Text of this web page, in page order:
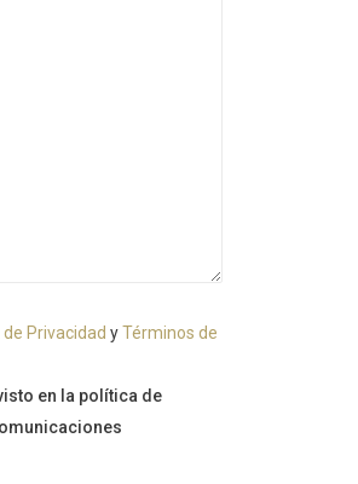
Privacidad yTérminos de
en la política de